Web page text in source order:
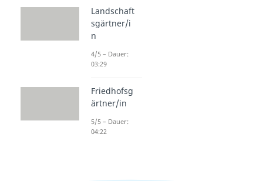
Landschaft
sgärtner/i
n
4/5 – Dauer:
03:29
Friedhofsg
ärtner/in
5/5 – Dauer:
04:22